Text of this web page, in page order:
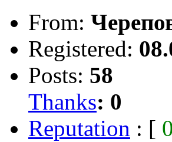
From:
Registered:
Posts: 58
Thanks: 0
Reputation : [ 0